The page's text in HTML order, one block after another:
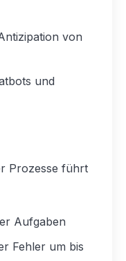
von
und
Prozesse führt
Aufgaben
Fehler um bis